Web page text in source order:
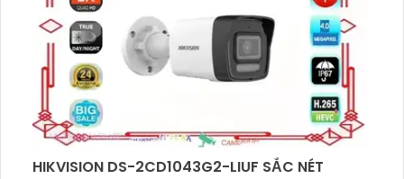
dung lượng lưu trữ mà vẫn đảm bảo chất lượng hình
ảnh. Với giá rẻ, sản phẩm này là một sự lựa chọn
tuyệt vời cho việc giám sát các công trình nhỏ.
HIKVISION DS-2CD1043G2-LIUF SẮC NÉT